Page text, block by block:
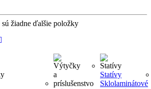
žiadne ďalšie položky
Statívy
Sklolaminátové